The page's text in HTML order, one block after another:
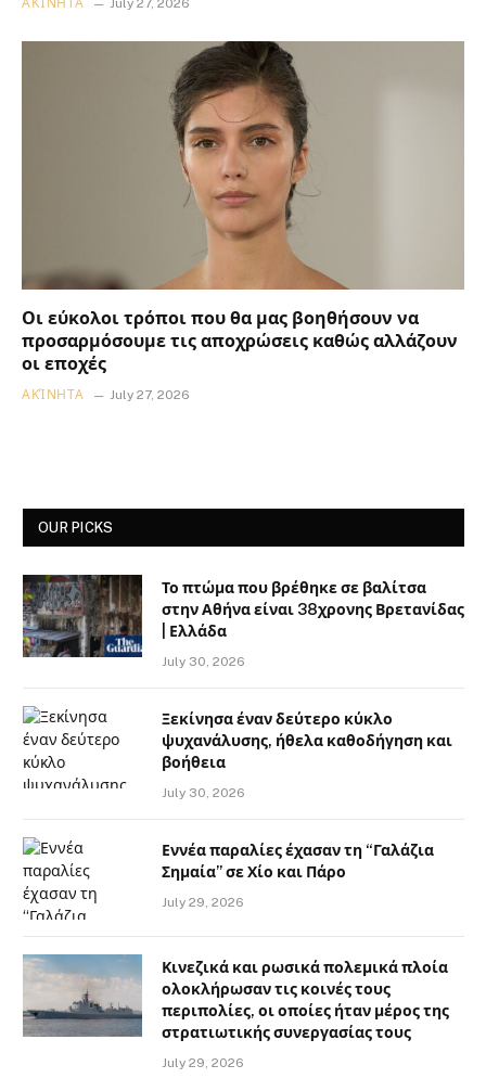
ΑΚΊΝΗΤΑ July 27, 2026
Οι εύκολοι τρόποι που θα μας βοηθήσουν να
προσαρμόσουμε τις αποχρώσεις καθώς αλλάζουν
οι εποχές
ΑΚΊΝΗΤΑ July 27, 2026
OUR PICKS
Το πτώμα που βρέθηκε σε βαλίτσα
στην Αθήνα είναι 38χρονης Βρετανίδας
| Ελλάδα
July 30, 2026
Ξεκίνησα έναν δεύτερο κύκλο
ψυχανάλυσης, ήθελα καθοδήγηση και
βοήθεια
July 30, 2026
Εννέα παραλίες έχασαν τη “Γαλάζια
Σημαία” σε Χίο και Πάρο
July 29, 2026
Κινεζικά και ρωσικά πολεμικά πλοία
ολοκλήρωσαν τις κοινές τους
περιπολίες, οι οποίες ήταν μέρος της
στρατιωτικής συνεργασίας τους
July 29, 2026